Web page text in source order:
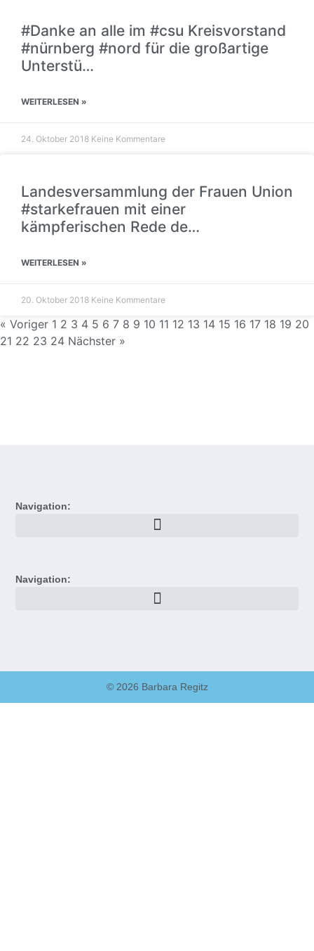
#Danke an alle im #csu Kreisvorstand
#nürnberg #nord für die großartige
Unterstü…
WEITERLESEN »
24. Oktober 2018 Keine Kommentare
Landesversammlung der Frauen Union
#starkefrauen mit einer
kämpferischen Rede de…
WEITERLESEN »
20. Oktober 2018 Keine Kommentare
« Voriger 1 2 3 4 5 6 7 8 9 10 11 12 13 14 15 16 17 18 19 20
21 22 23 24 Nächster »
Navigation:
Navigation:
© 2026 Barbara Regitz